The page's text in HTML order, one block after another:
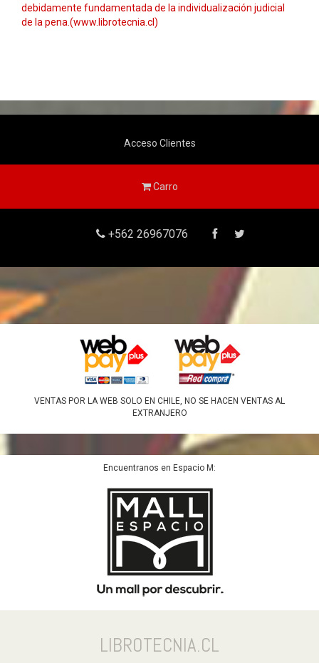
debidamente fundamentada de la individualización judicial
de la pena.(www.librotecnia.cl)
Acceso Clientes
Carro
+562 26967076
VENTAS POR LA WEB SOLO EN CHILE, NO SE HACEN VENTAS AL
EXTRANJERO
Encuentranos en Espacio M:
LIBROTECNIA.CL